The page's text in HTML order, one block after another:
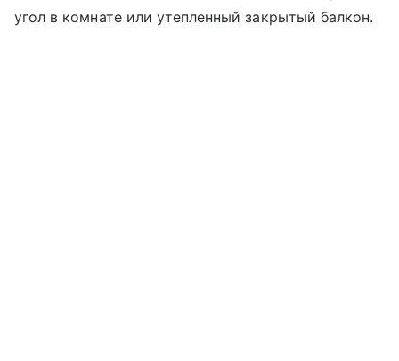
угол в комнате или утепленный закрытый балкон.